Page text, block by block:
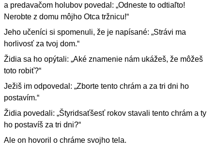
a predavačom holubov povedal: „Odneste to odtiaľto!
Nerobte z domu môjho Otca tržnicu!“
Jeho učeníci si spomenuli, že je napísané: „Strávi ma
horlivosť za tvoj dom.“
Židia sa ho opýtali: „Aké znamenie nám ukážeš, že môžeš
toto robiť?“
Ježiš im odpovedal: „Zborte tento chrám a za tri dni ho
postavím.“
Židia povedali: „Štyridsaťšesť rokov stavali tento chrám a ty
ho postavíš za tri dni?“
Ale on hovoril o chráme svojho tela.